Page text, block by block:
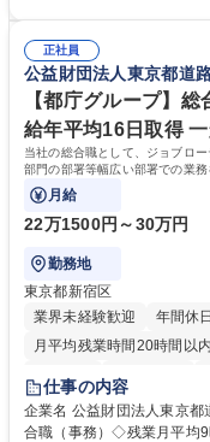
幅広い業務の体得が可能で
募集職種 【総務】未経験
再雇用有
対処できる・新しいことに
取得や通信教育など費用の
賃の50%（月額7万円まで）を補助 学歴・資格 学歴：
力： 資格：
正社員
公益財団法人東京都道
【都庁グループ】
給年平均16日取得
当社の総合職として、ジョブロ
部門の部署等幅広い部署での業
ております！ ※下記業務詳細
月給
22万1500円～30万円
勤務地
東京都新宿区
業界未経験歓迎
年間休
月平均残業時間20時間以内
研修あり
退職金あり
駅近5分以内
資格取得
仕事の内容
企業名 公益財団法人東京都道路整備保全公
合職（事務）◇残業月平均9時間